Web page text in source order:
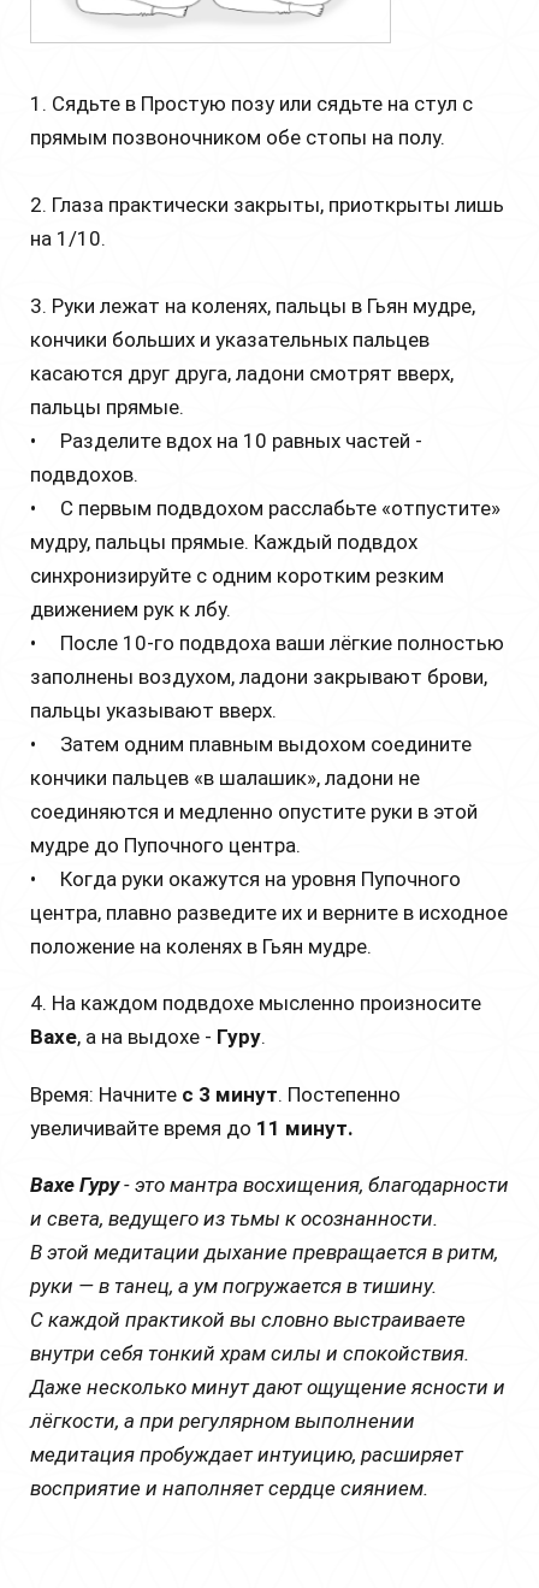
1. Сядьте в Простую позу или сядьте на стул с
прямым позвоночником обе стопы на полу.
2. Глаза практически закрыты, приоткрыты лишь
на 1/10.
3. Руки лежат на коленях, пальцы в Гьян мудре,
кончики больших и указательных пальцев
касаются друг друга, ладони смотрят вверх,
пальцы прямые.
• Разделите вдох на 10 равных частей -
подвдохов.
• С первым подвдохом расслабьте «отпустите»
мудру, пальцы прямые. Каждый подвдох
синхронизируйте с одним коротким резким
движением рук к лбу.
• После 10-го подвдоха ваши лёгкие полностью
заполнены воздухом, ладони закрывают брови,
пальцы указывают вверх.
• Затем одним плавным выдохом соедините
кончики пальцев «в шалашик», ладони не
соединяются и медленно опустите руки в этой
мудре до Пупочного центра.
• Когда руки окажутся на уровня Пупочного
центра, плавно разведите их и верните в исходное
положение на коленях в Гьян мудре.
4. На каждом подвдохе мысленно произносите
Вахе, а на выдохе - Гуру.
Время: Начните с 3 минут. Постепенно
увеличивайте время до 11 минут.
Вахе Гуру- это мантра восхищения, благодарности
и света, ведущего из тьмы к осознанности.
В этой медитации дыхание превращается в ритм,
руки — в танец, а ум погружается в тишину.
С каждой практикой вы словно выстраиваете
внутри себя тонкий храм силы и спокойствия.
Даже несколько минут дают ощущение ясности и
лёгкости, а при регулярном выполнении
медитация пробуждает интуицию, расширяет
восприятие и наполняет сердце сиянием.